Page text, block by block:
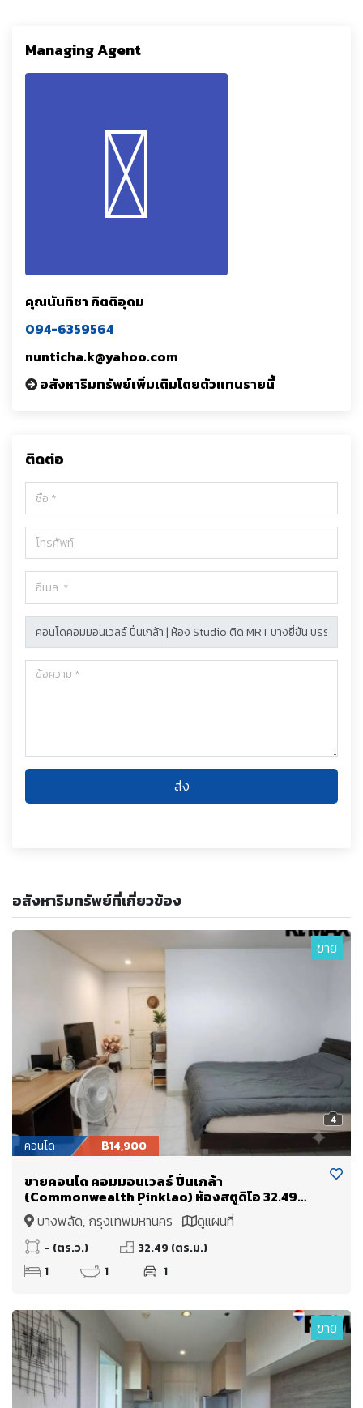
Managing Agent
คุณนันทิชา กิตติอุดม
094-6359564
nunticha.k@yahoo.com
อสังหาริมทรัพย์เพิ่มเติมโดยตัวแทนรายนี้
ติดต่อ
ส่ง
อสังหาริมทรัพย์ที่เกี่ยวข้อง
4
ขาย
คอนโด ฿14,900
ขายคอนโด คอมมอนเวลธ์ ปิ่นเกล้า
(Commonwealth Pinklao) ห้องสตูดิโอ 32.49
ตร.ม. ติด MRT บางยี่ขัน ใกล้เซ็นทรัล ปิ่นเกล้า ศิริราช
บางพลัด จรัญสนิทวงศ์
บางพลัด, กรุงเทพมหานคร ดูแผนที่
- (ตร.ว.)
32.49 (ตร.ม.)
1
1 1
ขาย